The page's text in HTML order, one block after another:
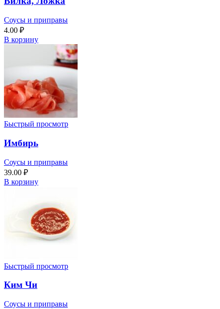
Соусы и приправы
4.00 ₽
В корзину
Быстрый просмотр
Имбирь
Соусы и приправы
39.00 ₽
В корзину
Быстрый просмотр
Ким Чи
Соусы и приправы